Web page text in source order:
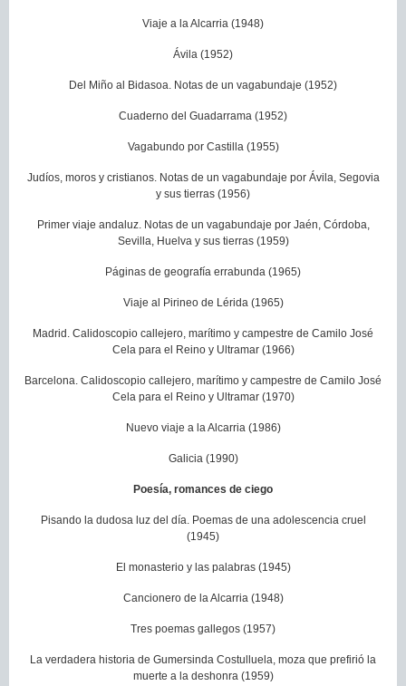
Viaje a la Alcarria (1948)
Ávila (1952)
Del Miño al Bidasoa. Notas de un vagabundaje (1952)
Cuaderno del Guadarrama (1952)
Vagabundo por Castilla (1955)
Judíos, moros y cristianos. Notas de un vagabundaje por Ávila, Segovia
y sus tierras (1956)
Primer viaje andaluz. Notas de un vagabundaje por Jaén, Córdoba,
Sevilla, Huelva y sus tierras (1959)
Páginas de geografía errabunda (1965)
Viaje al Pirineo de Lérida (1965)
Madrid. Calidoscopio callejero, marítimo y campestre de Camilo José
Cela para el Reino y Ultramar (1966)
Barcelona. Calidoscopio callejero, marítimo y campestre de Camilo José
Cela para el Reino y Ultramar (1970)
Nuevo viaje a la Alcarria (1986)
Galicia (1990)
Poesía, romances de ciego
Pisando la dudosa luz del día. Poemas de una adolescencia cruel
(1945)
El monasterio y las palabras (1945)
Cancionero de la Alcarria (1948)
Tres poemas gallegos (1957)
La verdadera historia de Gumersinda Costulluela, moza que prefirió la
muerte a la deshonra (1959)